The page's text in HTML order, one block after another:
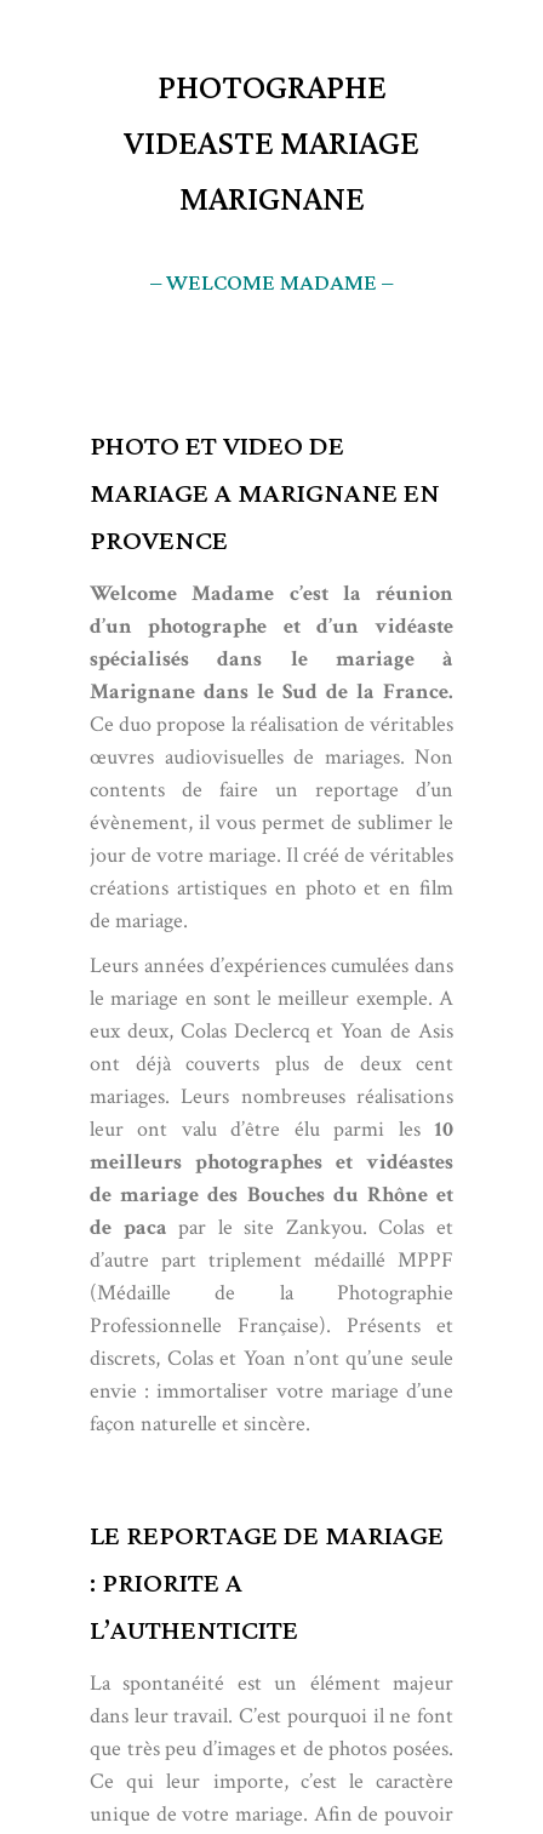
PHOTOGRAPHE
VIDEASTE MARIAGE
MARIGNANE
– WELCOME MADAME –
PHOTO ET VIDEO DE
MARIAGE A MARIGNANE EN
PROVENCE
Welcome Madame c’est la réunion
d’un photographe et d’un vidéaste
spécialisés dans le mariage à
Marignane dans le Sud de la France.
Ce duo propose la réalisation de véritables
œuvres audiovisuelles de mariages. Non
contents de faire un reportage d’un
évènement, il vous permet de sublimer le
jour de votre mariage. Il créé de véritables
créations artistiques en photo et en film
de mariage.
Leurs années d’expériences cumulées dans
le mariage en sont le meilleur exemple. A
eux deux, Colas Declercq et Yoan de Asis
ont déjà couverts plus de deux cent
mariages. Leurs nombreuses réalisations
leur ont valu d’être élu parmi les 10
meilleurs photographes et vidéastes
de mariage des Bouches du Rhône et
de paca par le site Zankyou. Colas et
d’autre part triplement médaillé MPPF
(Médaille de la Photographie
Professionnelle Française). Présents et
discrets, Colas et Yoan n’ont qu’une seule
envie : immortaliser votre mariage d’une
façon naturelle et sincère.
LE REPORTAGE DE MARIAGE
: PRIORITE A
L’AUTHENTICITE
La spontanéité est un élément majeur
dans leur travail. C’est pourquoi il ne font
que très peu d’images et de photos posées.
Ce qui leur importe, c’est le caractère
unique de votre mariage. Afin de pouvoir